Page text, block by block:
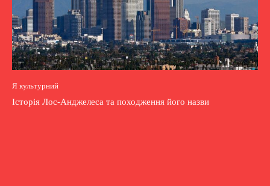
Я культурний
Історія Лос-Анджелеса та походження його назви